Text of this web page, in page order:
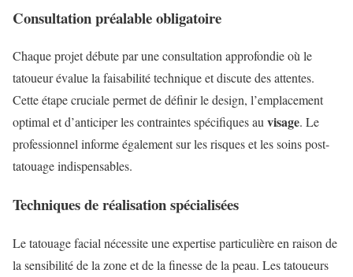
Consultation préalable obligatoire
Chaque projet débute par une consultation approfondie où le
tatoueur évalue la faisabilité technique et discute des attentes.
Cette étape cruciale permet de définir le design, l’emplacement
optimal et d’anticiper les contraintes spécifiques auvisage. Le
professionnel informe également sur les risques et les soins post-
tatouage indispensables.
Techniques de réalisation spécialisées
Le tatouage facial nécessite une expertise particulière en raison de
la sensibilité de la zone et de la finesse de la peau. Les tatoueurs